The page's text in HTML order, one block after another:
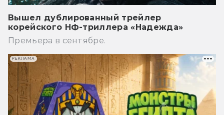
Вышел дублированный трейлер
корейского НФ-триллера «Надежда»
Премьера в сентябре.
РЕКЛАМА